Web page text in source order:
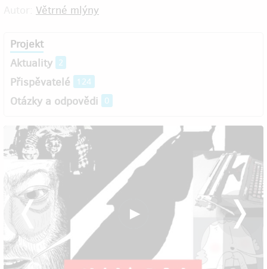
Větrné mlýny
Projekt
Aktuality 2
Přispěvatelé 124
Otázky a odpovědi 0